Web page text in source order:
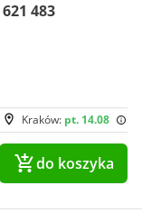
483
Kraków: pt. 14.08
do koszyka